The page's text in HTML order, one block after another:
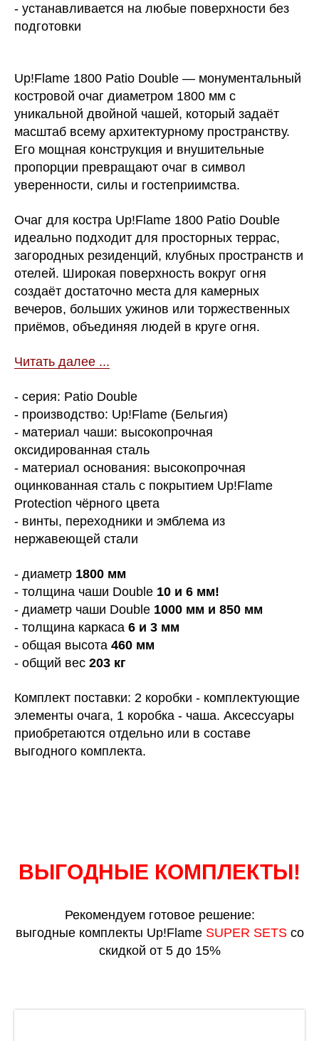
- устанавливается на любые поверхности без
подготовки
Up!Flame 1800 Patio Double — монументальный
костровой очаг диаметром 1800 мм с
уникальной двойной чашей, который задаёт
масштаб всему архитектурному пространству.
Его мощная конструкция и внушительные
пропорции превращают очаг в символ
уверенности, силы и гостеприимства.
Очаг для костра Up!Flame 1800 Patio Double
идеально подходит для просторных террас,
загородных резиденций, клубных пространств и
отелей. Широкая поверхность вокруг огня
создаёт достаточно места для камерных
вечеров, больших ужинов или торжественных
приёмов, объединяя людей в круге огня.
Читать далее ...
- серия: Patio Double
- производство: Up!Flame (Бельгия)
- материал чаши: высокопрочная
оксидированная сталь
- материал основания: высокопрочная
оцинкованная сталь с покрытием Up!Flame
Protection чёрного цвета
- винты, переходники и эмблема из
нержавеющей стали
- диаметр 1800 мм
- толщина чаши Double 10 и 6 мм!
- диаметр чаши Double 1000 мм и 850 мм
- толщина каркаса 6 и 3 мм
- общая высота 460 мм
- общий вес 203 кг
Комплект поставки: 2 коробки - комплектующие
элементы очага, 1 коробка - чаша. Аксессуары
приобретаются отдельно или в составе
выгодного комплекта.
ВЫГОДНЫЕ КОМПЛЕКТЫ!
Рекомендуем готовое решение:
выгодные комплекты Up!Flame SUPER SETS со
скидкой от 5 до 15%